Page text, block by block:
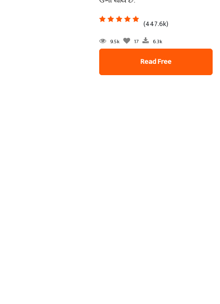
(447.6k)
9.5k 17 6.3k
Read Free